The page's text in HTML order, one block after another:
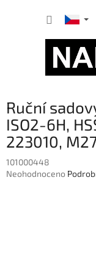
Ruční
ISO2-6H,
223010,
101000448
Průměrné
Neohodnoceno